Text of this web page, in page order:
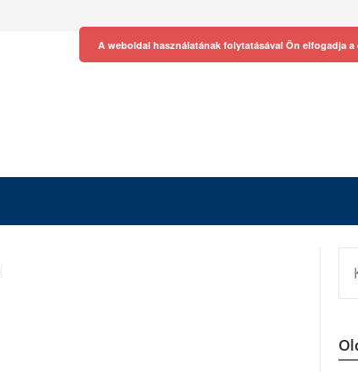
A weboldal használatának folytatásával Ön elfogadja